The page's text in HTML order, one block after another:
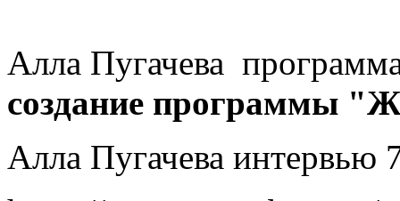
Алла Пугачева
создание программы
Алла Пугачева интервью